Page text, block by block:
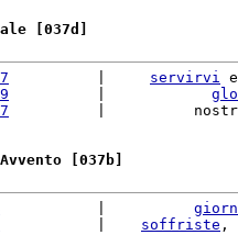
[037d]
servirvi
|
[037b]
soffriste ,